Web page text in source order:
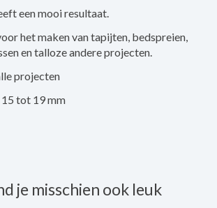
een mooi resultaat.
het maken van tapijten, bedspreien,
en talloze andere projecten.
projecten
tot 19 mm
je misschien ook leuk